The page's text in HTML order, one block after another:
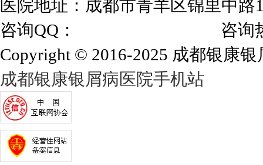
医院地址：成都市青羊区锦里中
咨询QQ：
咨询热线
Copyright © 2016-2025 成都银康银
成都银康银屑病医院手机站